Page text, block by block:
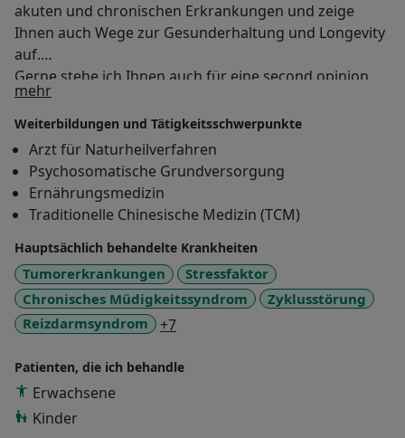
akuten und chronischen Erkrankungen und zeige
Ihnen auch Wege zur Gesunderhaltung und Longevity
auf.
Gerne stehe ich Ihnen auch für eine second opinion
zur Verfügung.
mehrÜber mich
Weiterbildungen und Tätigkeitsschwerpunkte
Arzt für Naturheilverfahren
Psychosomatische Grundversorgung
Ernährungsmedizin
Traditionelle Chinesische Medizin (TCM)
Hauptsächlich behandelte Krankheiten
Tumorerkrankungen
Stressfaktor
Chronisches Müdigkeitssyndrom
Zyklusstörung
Reizdarmsyndrom
+7a11y_sr_more_diseases
Patienten, die ich behandle
Erwachsene
Kinder